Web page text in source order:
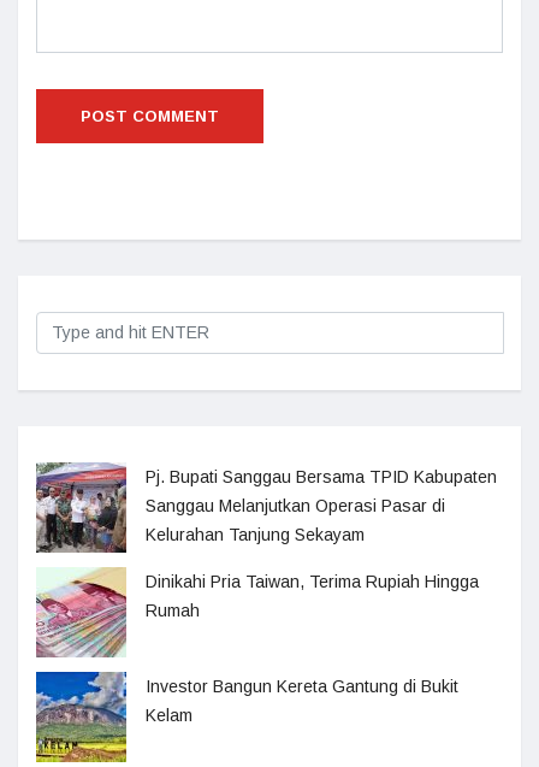
Pj. Bupati Sanggau Bersama TPID Kabupaten
Sanggau Melanjutkan Operasi Pasar di
Kelurahan Tanjung Sekayam
Dinikahi Pria Taiwan, Terima Rupiah Hingga
Rumah
Investor Bangun Kereta Gantung di Bukit
Kelam